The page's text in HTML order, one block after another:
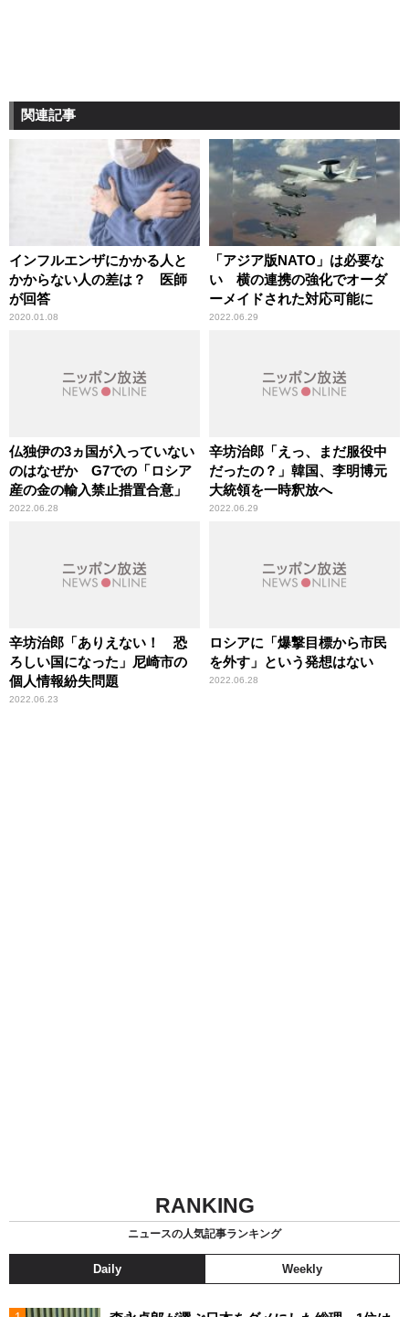
関連記事
インフルエンザにかかる人と
かからない人の差は？ 医師
が回答
2020.01.08
「アジア版NATO」は必要な
い 横の連携の強化でオーダ
ーメイドされた対応可能に
2022.06.29
仏独伊の3ヵ国が入っていない
のはなぜか G7での「ロシア
産の金の輸入禁止措置合意」
2022.06.28
辛坊治郎「えっ、まだ服役中
だったの？」韓国、李明博元
大統領を一時釈放へ
2022.06.29
辛坊治郎「ありえない！ 恐
ろしい国になった」尼崎市の
個人情報紛失問題
2022.06.23
ロシアに「爆撃目標から市民
を外す」という発想はない
2022.06.28
RANKING
ニュースの人気記事ランキング
Daily Weekly